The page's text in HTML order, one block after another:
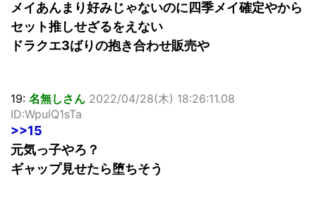
メイあんまり好みじゃないのに四季メイ確定やから
セット推しせざるをえない
ドラクエ3ばりの抱き合わせ販売や
19: 名無しさん 2022/04/28(木) 18:26:11.08
ID:WpulQ1sTa
>>15
元気っ子やろ？
ギャップ見せたら堕ちそう